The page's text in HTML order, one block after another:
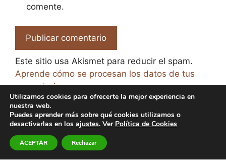
comente.
Este sitio usa Akismet para reducir el spam.
Aprende cómo se procesan los datos de tus
comentarios.
© 2026 El Paraíso de la Cerveza -
de Privacidad
-Política de Cookies
Utilizamos cookies para ofrecerte la mejor experiencia en
nuestra web.
Puedes aprender más sobre qué cookies utilizamos o
desactivarlas en los ajustes. Ver Política de Cookies
ACEPTAR Rechazar